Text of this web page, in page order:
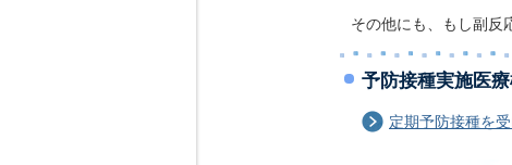
その他にも、もし副反
予防接種実施医
定期予防接種を